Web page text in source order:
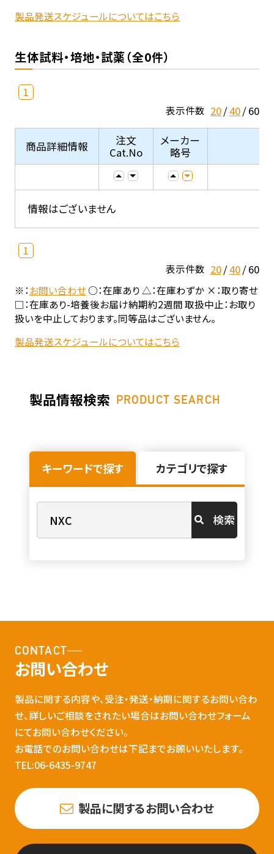
製品発送スケジュールについてはこちら
生体試料・培地・試薬（全0件）
1
表示件数 20 40 60
商品詳細情報
注文
Cat.No
メーカー
略号
情報はございません
1
表示件数 20 40 60
※：お問い合わせ○：在庫あり △：在庫わずか ×：取り寄せ
□：在庫あり-培養後お届け納期約2週間 取扱中止：お取り
扱いを中止しております。同等品はございません。
製品発送スケジュールについてはこちら
製品情報検索 PRODUCT SEARCH
キーワードで探す カテゴリで探す
検索
CONTACT
お問い合わせ
製品に関する内容や、受注・発送・納期に関するお問い合わ
せ、詳しいご相談をされたい場合はお問い合わせフォーム
にてお問い合わせください。
お電話でのお問い合わせは下記までお願いいたします。
TEL:06-6435-9747
製品に関するお問い合わせ